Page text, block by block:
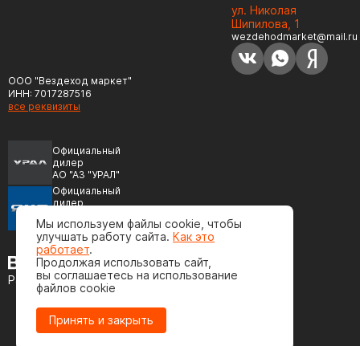
ООО "Вездеход маркет"
ИНН: 7017287516
все реквизиты
Официальный
дилер
АО "АЗ "УРАЛ"
Официальный
дилер
(ЯМЗ)
Разработка сайта
ул. Николая
Шипилова, 1
wezdehodmarket@mail.ru
Мы используем файлы cookie, чтобы
улучшать работу сайта. Как это
работает.
Продолжая использовать сайт,
вы соглашаетесь на использование
файлов cookie
Принять и закрыть